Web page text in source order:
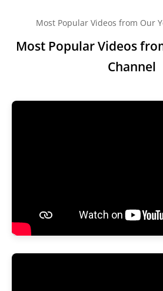
Most Popular Videos from Our
Most Popular Videos
Channel